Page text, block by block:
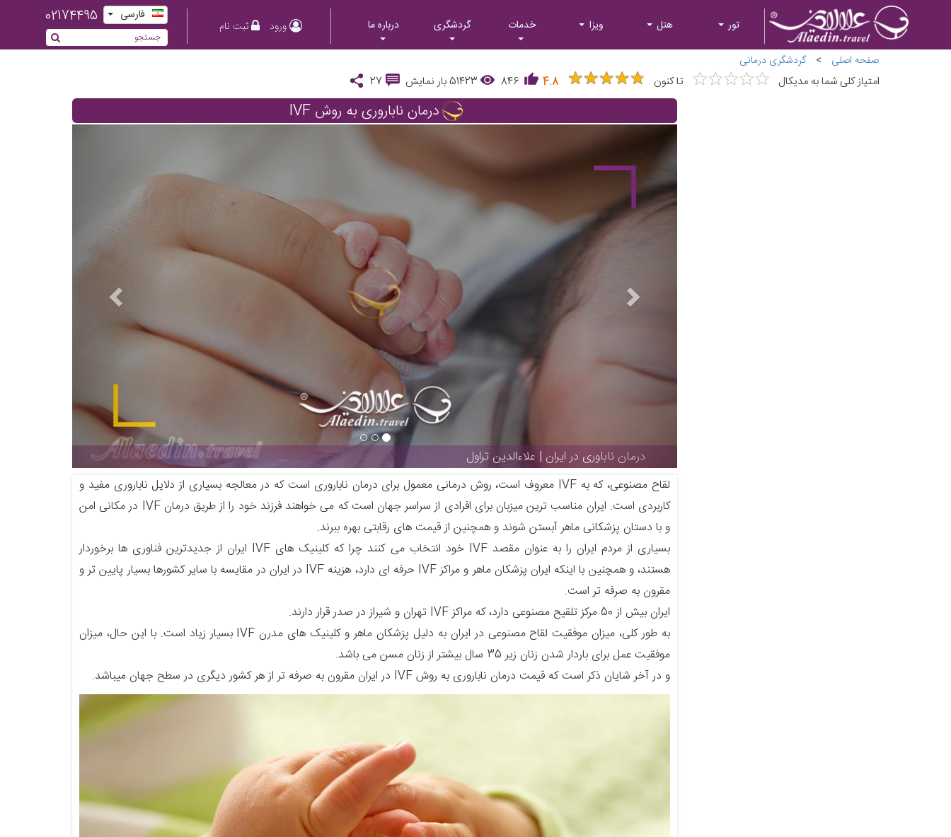
تور هتل ویزا خدمات گردشگری درباره ما ورود ثبت نام
فارسی 02174495
صفحه اصلی > گردشگری درمانی
امتیاز کلی شما به مدیکال ★★★★★
★★★★★ تا کنون ★★★★★
★★★★★
4.8
846
51423بار نمایش 27
درمان ناباروری به روش IVF
درمان ناباوری در ایران | علاءالدین تراول
Next
لقاح مصنوعی، که به IVF معروف است، روش درمانی معمول برای درمان ناباروری است که در معالجه بسیاری از دلایل ناباروری مفید و
کاربردی است. ایران مناسب ترین میزبان برای افرادی از سراسر جهان است که می خواهند فرزند خود را از طریق درمان IVF در مکانی امن
و با دستان پزشکانی ماهر آبستن شوند و همچنین از قیمت های رقابتی بهره ببرند.
بسیاری از مردم ایران را به عنوان مقصد IVF خود انتخاب می کنند چرا که کلینیک های IVF ایران از جدیدترین فناوری ها برخوردار
هستند، و همچنین با اینکه ایران پزشکان ماهر و مراکز IVF حرفه ای دارد، هزینه IVF در ایران در مقایسه با سایر کشورها بسیار پایین تر و
مقرون به صرفه تر است.
ایران بیش از 50 مرکز تلقیح مصنوعی دارد، که مراکز IVF تهران و شیراز در صدر قرار دارند.
به طور کلی، میزان موفقیت لقاح مصنوعی در ایران به دلیل پزشکان ماهر و کلینیک های مدرن IVF بسیار زیاد است. با این حال، میزان
موفقیت عمل برای باردار شدن زنان زیر 35 سال بیشتر از زنان مسن می باشد.
و در آخر شایان ذکر است که قیمت درمان ناباروری به روش IVF در ایران مقرون به صرفه تر از هر کشور دیگری در سطح جهان میباشد.